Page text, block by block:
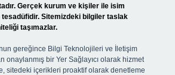
Gerçek kurum ve kişiler ile isim
Sitemizdeki bilgiler taslak
taşımazlar.
gereğince Bilgi Teknolojileri ve İletişim
onaylanmış bir Yer Sağlayıcı olarak hizmet
sitedeki içerikleri proaktif olarak denetleme